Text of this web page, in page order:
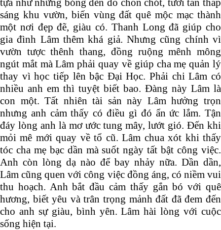
sáng khu vườn, biến vùng đất quê mộc mạc thành
một nơi đẹp đẽ, giàu có. Thanh Long đã giúp cho
gia đình Lâm thêm khá giả. Nhưng cũng chính vì
vườn tược thênh thang, đồng ruộng mênh mông
ngút mắt mà Lâm phải quay về giúp cha mẹ quản lý
thay vì học tiếp lên bậc Đại Học. Phải chi Lâm có
nhiều anh em thì tuyệt biết bao. Đàng này Lâm là
con một. Tất nhiên tài sản này Lâm hưởng trọn
nhưng anh cảm thấy có điều gì đó ẩn ức lắm. Tận
đáy lòng anh là mơ ước tung mây, lướt gió. Đến khi
mỏi mê mới quay về tổ cũ. Lâm chua xót khi thấy
tóc cha mẹ bạc dần mà suốt ngày tất bật công việc.
Anh còn lòng dạ nào để bay nhảy nữa. Dần dần,
Lâm cũng quen với công việc đồng áng, có niềm vui
thu hoạch. Anh bắt đầu cảm thấy gắn bó với quê
hương, biết yêu và trân trọng mảnh đất đã đem đến
cho anh sự giàu, bình yên. Lâm hài lòng với cuộc
sống hiện tại.